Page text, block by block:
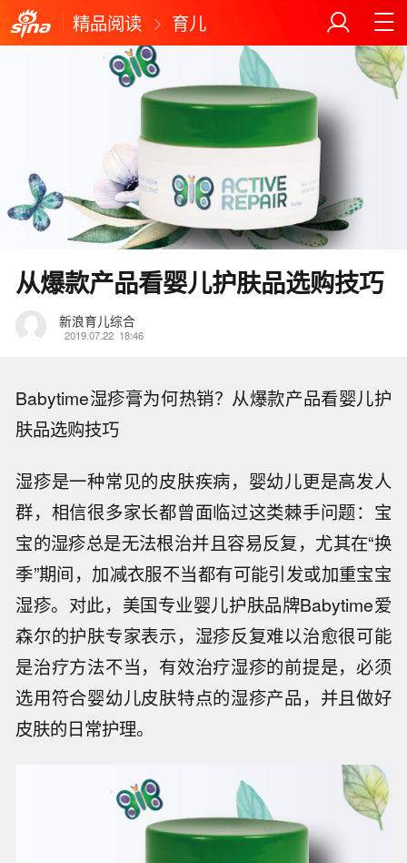
精品阅读 育儿
从爆款产品看婴儿护肤品选购技巧
新浪育儿综合
2019.07.22 18:46
Babytime湿疹膏为何热销？从爆款产品看婴儿护
肤品选购技巧
湿疹是一种常见的皮肤疾病，婴幼儿更是高发人
群，相信很多家长都曾面临过这类棘手问题：宝
宝的湿疹总是无法根治并且容易反复，尤其在“换
季”期间，加减衣服不当都有可能引发或加重宝宝
湿疹。对此，美国专业婴儿护肤品牌Babytime爱
森尔的护肤专家表示，湿疹反复难以治愈很可能
是治疗方法不当，有效治疗湿疹的前提是，必须
选用符合婴幼儿皮肤特点的湿疹产品，并且做好
皮肤的日常护理。